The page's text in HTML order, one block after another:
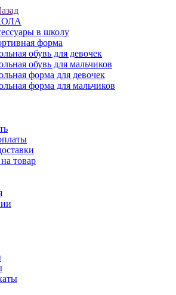
в школу
форма
обувь для девочек
обувь для мальчиков
форма для девочек
форма для мальчиков
товар